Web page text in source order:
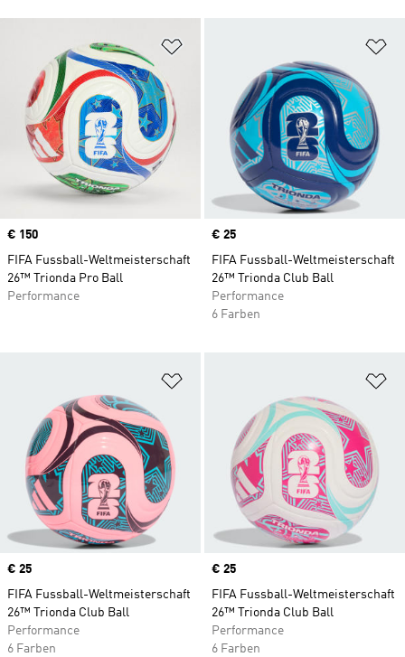
Price
€ 150
FIFA Fussball-Weltmeisterschaft
26™ Trionda Pro Ball
Performance
Price
€ 25
FIFA Fussball-Weltmeisterschaft
26™ Trionda Club Ball
Performance
6 Farben
Price
€ 25
FIFA Fussball-Weltmeisterschaft
26™ Trionda Club Ball
Performance
6 Farben
Price
€ 25
FIFA Fussball-Weltmeisterschaft
26™ Trionda Club Ball
Performance
6 Farben